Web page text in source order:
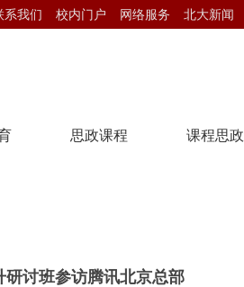
系我们 校内门户 网络服务 北大新闻
思政课程 课程思政
讨班参访腾讯北京总部